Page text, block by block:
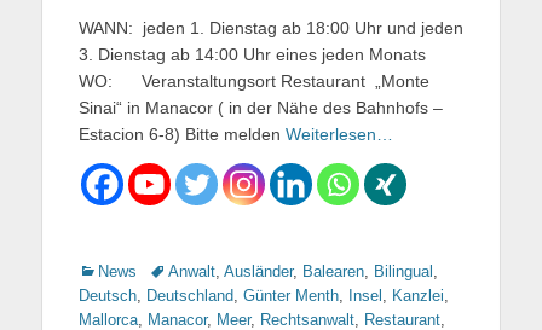
WANN: jeden 1. Dienstag ab 18:00 Uhr und jeden
3. Dienstag ab 14:00 Uhr eines jeden Monats
WO: Veranstaltungsort Restaurant „Monte
Sinai“ in Manacor ( in der Nähe des Bahnhofs –
Estacion 6-8) Bitte melden Weiterlesen…
Kategorien
News TagsAnwalt Ausländer, Balearen Bilingual
Deutsch
Deutschland Günter Menth Insel Kanzlei
Mallorca
Manacor, Meer, Rechtsanwalt Restaurant